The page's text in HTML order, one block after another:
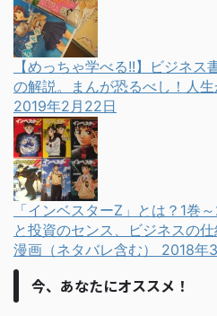
【めっちゃ学べる!!】ビジネ
の解説。まんが恐るべし！人生
2019年2月22日
「インベスターZ」とは？1巻
と投資のセンス、ビジネスの
漫画（ネタバレ含む） 2018年
今、あなたにオススメ！